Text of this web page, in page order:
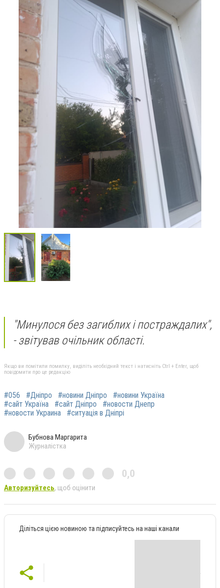
"Минулося без загиблих і постраждалих",
- звітував очільник області.
Якщо ви помітили помилку, виділіть необхідний текст і натисніть Ctrl + Enter, щоб
повідомити про це редакцію
#056 #Дніпро #новини Дніпро
#новини Україна
#сайт Україна
#сайт Дніпро
#новости Днепр
#новости Украина
#ситуація в Дніпрі
Бубнова Маргарита
Журналістка
0,0
Авторизуйтесь, щоб оцінити
Діліться цією новиною та підписуйтесь на наші канали